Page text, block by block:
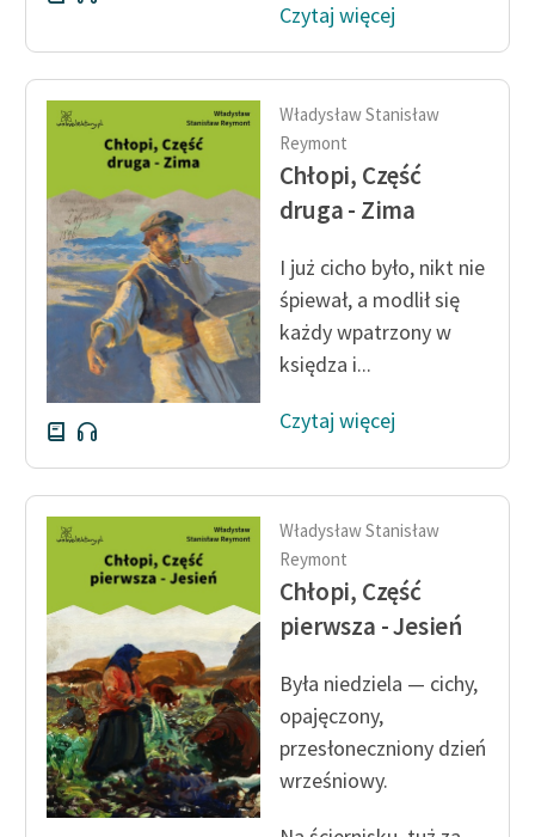
Dane fundacji i
sprawozdania finansowe
Regulamin darowizn
Informacja o treściach
wrażliwych
Deklaracja dostępności
Czytaj więcej
Władysław Stanisław
Reymont
Chłopi, Część
druga - Zima
I już cicho było, nikt nie
śpiewał, a modlił się
każdy wpatrzony w
księdza i...
Czytaj więcej
Władysław Stanisław
Reymont
Chłopi, Część
pierwsza - Jesień
Była niedziela — cichy,
opajęczony,
przesłoneczniony dzień
wrześniowy.